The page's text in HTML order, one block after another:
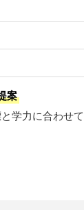
案
学力に合わせ